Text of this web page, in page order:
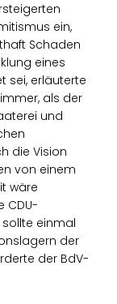
ein,
Schaden
eines
sei, erläuterte
als der
und
die Vision
von einem
wäre
CDU-
einmal
der
der BdV-